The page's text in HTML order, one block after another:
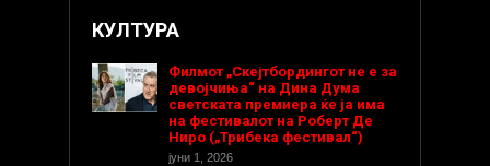
КУЛТУРА
Филмот „Скејтбордингот не е за
девојчиња“ на Дина Дума
светската премиера ќе ја има
на фестивалот на Роберт Де
Ниро („Трибека фестивал“)
јуни 1, 2026